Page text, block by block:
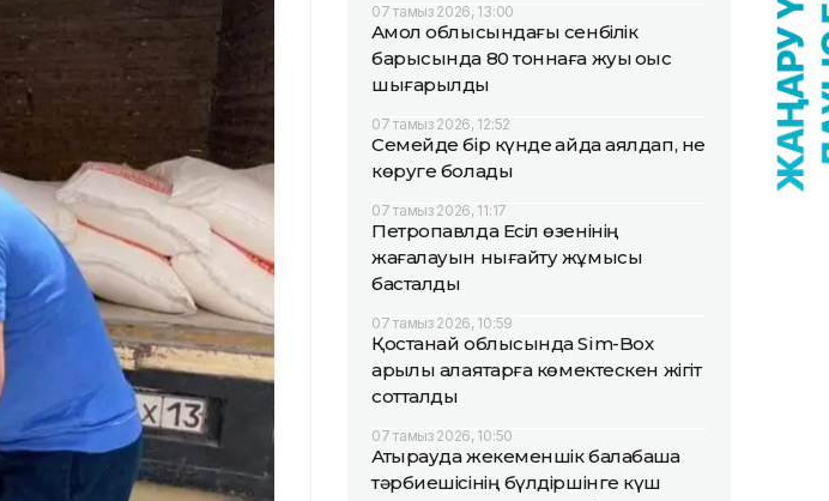
07 тамыз 2026, 13:00
Ақмол облысындағы сенбілік
барысында 80 тоннаға жуық қоқыс
шығарылды
07 тамыз 2026, 12:52
Семейде бір күнде қайда аялдап, не
көруге болады
07 тамыз 2026, 11:17
Петропавлда Есіл өзенінің
жағалауын нығайту жұмысы
басталды
07 тамыз 2026, 10:59
Қостанай облысында Sim-Box
арқылы алаяқтарға көмектескен жігіт
сотталды
07 тамыз 2026, 10:50
Атырауда жекеменшік балабақша
тәрбиешісінің бүлдіршінге күш